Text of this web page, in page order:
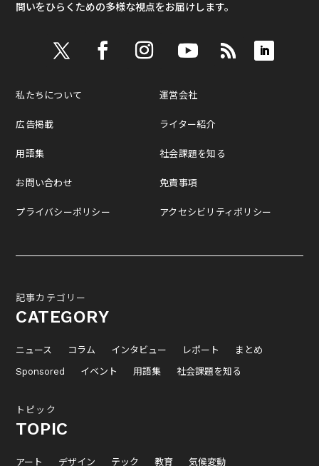
問いをひらくための多様な視点をお届けします。
私たちについて
広告掲載
用語集
お問い合わせ
プライバシーポリシー
運営会社
ライター紹介
社会課題を知る
免責事項
アクセシビリティポリシー
記事カテゴリー
CATEGORY
ニュース コラム インタビュー レポート
まとめ
Sponsored
イベント 用語集 社会課題を知る
トピック
TOPIC
アート デザイン テック 教育 気候変動